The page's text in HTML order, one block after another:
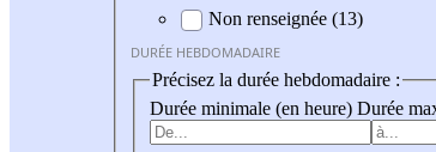
Non renseignée (13)
DURÉE HEBDOMADAIRE
Précisez la durée hebdomadaire :
Durée minimale (en heure) Durée